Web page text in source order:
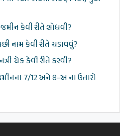
કેવી રીતે શોધવી?
નામ કેવી રીતે ચડાવવું?
ચેક કેવી રીતે કરવી?
7/12 અને 8-અ ના ઉતારો